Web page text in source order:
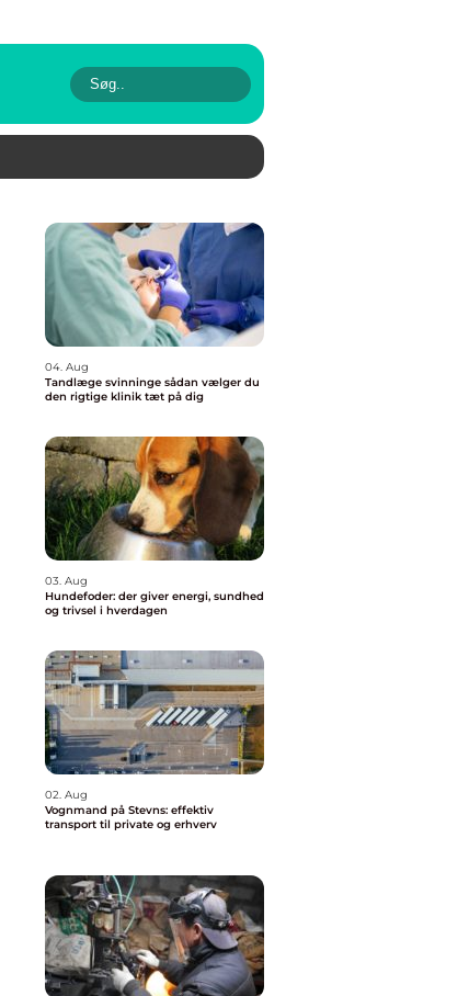
04. Aug
Tandlæge svinninge sådan vælger du
den rigtige klinik tæt på dig
03. Aug
Hundefoder: der giver energi, sundhed
og trivsel i hverdagen
02. Aug
Vognmand på Stevns: effektiv
transport til private og erhverv